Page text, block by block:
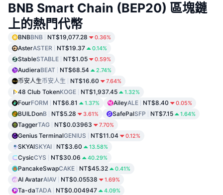
BNB Smart Chain (BEP20) 區塊鏈
上的熱門代幣
BNBBNB NT$19,077.28 0.36%
AsterASTER NT$19.37 0.14%
StableSTABLE NT$1.05 0.59%
AudieraBEAT NT$68.54 2.74%
币安人生币安人生 NT$16.60 7.64%
48 Club TokenKOGE NT$1,937.45 1.32%
FourFORM NT$6.81 1.37% AileyALE NT$8.40 0.05%
BUILDonB NT$5.28 3.61% SafePalSFP NT$7.15 1.64%
TaggerTAG NT$0.03963 7.70%
Genius TerminalGENIUS NT$11.04 0.12%
SKYAISKYAI NT$3.60 13.58%
CysicCYS NT$30.06 40.29%
PancakeSwapCAKE NT$45.32 0.41%
AI AvatarAIAV NT$0.05538 1.69%
Ta-daTADA NT$0.004947 4.09%